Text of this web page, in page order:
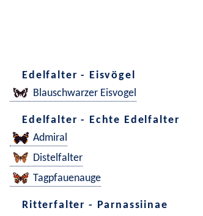
Edelfalter - Eisvögel
Blauschwarzer Eisvogel
Edelfalter - Echte Edelfalter
Admiral
Distelfalter
Tagpfauenauge
Ritterfalter - Parnassiinae